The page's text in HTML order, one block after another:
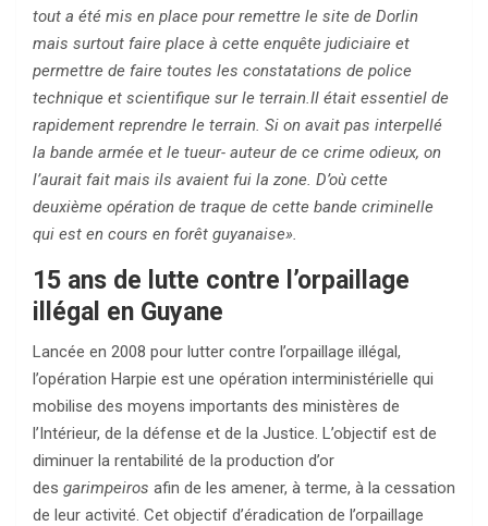
tout a été mis en place pour remettre le site de Dorlin
mais surtout faire place à cette enquête judiciaire et
permettre de faire toutes les constatations de police
technique et scientifique sur le terrain.Il était essentiel de
rapidement reprendre le terrain. Si on avait pas interpellé
la bande armée et le tueur- auteur de ce crime odieux, on
l’aurait fait mais ils avaient fui la zone. D’où cette
deuxième opération de traque de cette bande criminelle
qui est en cours en forêt guyanaise».
15 ans de lutte contre l’orpaillage
illégal en Guyane
Lancée en 2008 pour lutter contre l’orpaillage illégal,
l’opération Harpie est une opération interministérielle qui
mobilise des moyens importants des ministères de
l’Intérieur, de la défense et de la Justice. L’objectif est de
diminuer la rentabilité de la production d’or
des garimpeiros afin de les amener, à terme, à la cessation
de leur activité. Cet objectif d’éradication de l’orpaillage